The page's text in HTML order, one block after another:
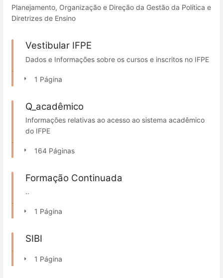
Planejamento, Organização e Direção da Gestão da Política e
Diretrizes de Ensino
Vestibular IFPE
Dados e Informações sobre os cursos e inscritos no IFPE
1 Página
Q_acadêmico
Informações relativas ao acesso ao sistema acadêmico
do IFPE
164 Páginas
Formação Continuada
..
1 Página
SIBI
1 Página